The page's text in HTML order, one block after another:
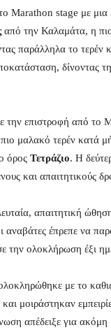
Marathon stage με μια
από την Καλαμάτα, η πιο
παράλληλα το τερέν
δίνοντας
επιστροφή από το
πιο μαλακό τερέν κατά
όρος Τετράζιο. Η
και απαιτητικούς
απαιτητική
έπρεπε να
την ολοκλήρωση έξι
με το
και μοιράστηκαν
απέδειξε για